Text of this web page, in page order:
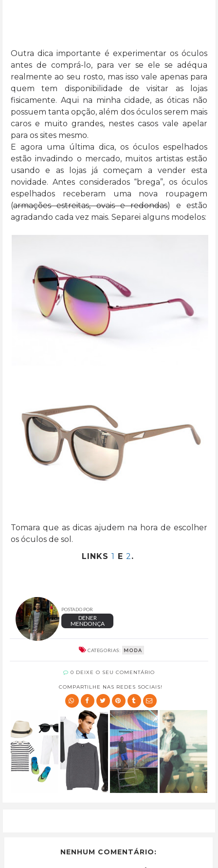
Outra dica importante é experimentar os óculos
antes de comprá-lo, para ver se ele se adéqua
realmente ao seu rosto, mas isso vale apenas para
quem tem disponibilidade de visitar as lojas
fisicamente. Aqui na minha cidade, as óticas não
possuem tanta opção, além dos óculos serem mais
caros e muito grandes, nestes casos vale apelar
para os sites mesmo.
E agora uma última dica, os óculos espelhados
estão invadindo o mercado, muitos artistas estão
usando e as lojas já começam a vender esta
novidade. Antes considerados “brega”, os óculos
espelhados receberam uma nova roupagem
(armações estreitas, ovais e redondas) e estão
agradando cada vez mais. Separei alguns modelos:
Tomara que as dicas ajudem na hora de escolher
os óculos de sol.
LINKS 1 E 2.
POSTADO POR
DENER
MENDONÇA
CATEGORIAS: MODA
0 DEIXE O SEU COMENTÁRIO
COMPARTILHE NAS REDES SOCIAIS!
NENHUM COMENTÁRIO: